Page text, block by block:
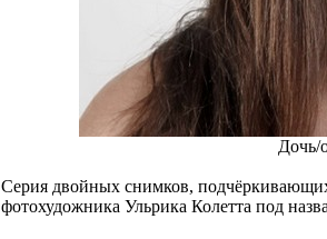
Дочь/
Серия двойных снимков,
фотохудожника Ульрика Колетта под